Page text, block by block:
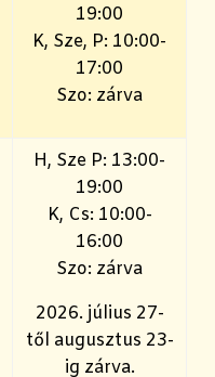
19:00
K, Sze, P: 10:00-
17:00
Szo: zárva
H, Sze P: 13:00-
19:00
K, Cs: 10:00-
16:00
Szo: zárva
2026. július 27-
től augusztus 23-
ig zárva.